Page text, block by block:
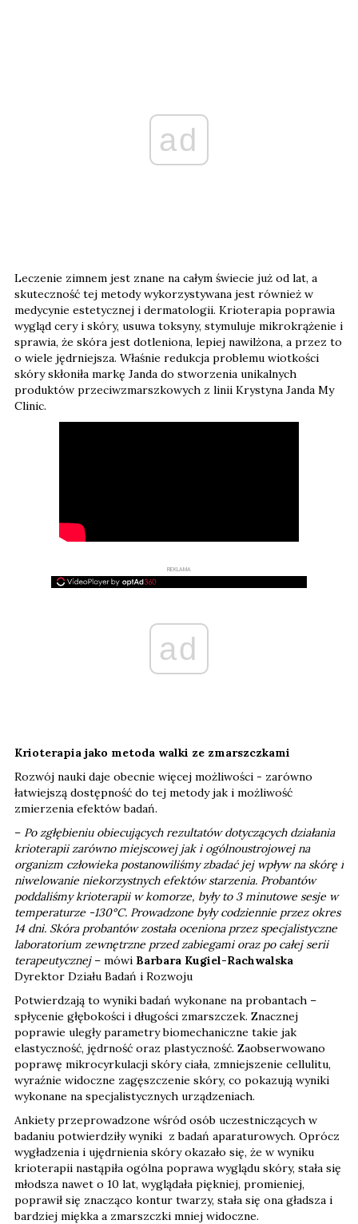
ad
Leczenie zimnem jest znane na całym świecie już od lat, a
skuteczność tej metody wykorzystywana jest również w
medycynie estetycznej i dermatologii. Krioterapia poprawia
wygląd cery i skóry, usuwa toksyny, stymuluje mikrokrążenie i
sprawia, że skóra jest dotleniona, lepiej nawilżona, a przez to
o wiele jędrniejsza. Właśnie redukcja problemu wiotkości
skóry skłoniła markę Janda do stworzenia unikalnych
produktów przeciwzmarszkowych z linii Krystyna Janda My
Clinic.
REKLAMA
ad
Krioterapia jako metoda walki ze zmarszczkami
Rozwój nauki daje obecnie więcej możliwości - zarówno
łatwiejszą dostępność do tej metody jak i możliwość
zmierzenia efektów badań.
– Po zgłębieniu obiecujących rezultatów dotyczących działania
krioterapii zarówno miejscowej jak i ogólnoustrojowej na
organizm człowieka postanowiliśmy zbadać jej wpływ na skórę i
niwelowanie niekorzystnych efektów starzenia. Probantów
poddaliśmy krioterapii w komorze, były to 3 minutowe sesje w
temperaturze -130°C. Prowadzone były codziennie przez okres
14 dni. Skóra probantów została oceniona przez specjalistyczne
laboratorium zewnętrzne przed zabiegami oraz po całej serii
terapeutycznej – mówi Barbara Kugiel-Rachwalska
Dyrektor Działu Badań i Rozwoju
Potwierdzają to wyniki badań wykonane na probantach –
spłycenie głębokości i długości zmarszczek. Znacznej
poprawie uległy parametry biomechaniczne takie jak
elastyczność, jędrność oraz plastyczność. Zaobserwowano
poprawę mikrocyrkulacji skóry ciała, zmniejszenie cellulitu,
wyraźnie widoczne zagęszczenie skóry, co pokazują wyniki
wykonane na specjalistycznych urządzeniach.
Ankiety przeprowadzone wśród osób uczestniczących w
badaniu potwierdziły wyniki z badań aparaturowych. Oprócz
wygładzenia i ujędrnienia skóry okazało się, że w wyniku
krioterapii nastąpiła ogólna poprawa wyglądu skóry, stała się
młodsza nawet o 10 lat, wyglądała piękniej, promieniej,
poprawił się znacząco kontur twarzy, stała się ona gładsza i
bardziej miękka a zmarszczki mniej widoczne.